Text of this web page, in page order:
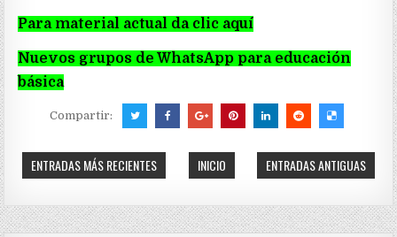
Para material actual da clic aquí
Nuevos grupos de WhatsApp para educación
básica
Compartir:
ENTRADAS MÁS RECIENTES ENTRADAS ANTIGUAS
INICIO